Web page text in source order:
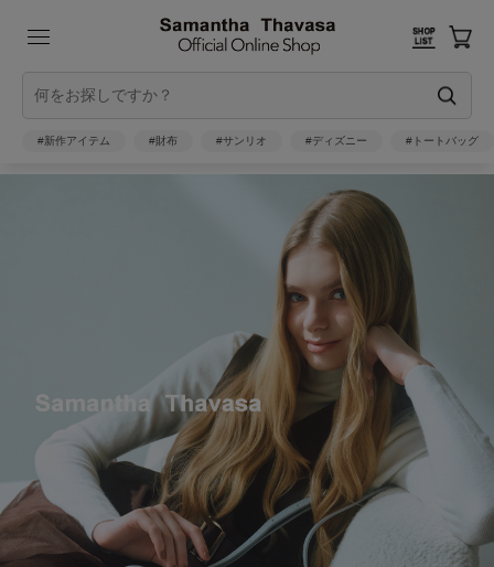
#新作アイテム #財布 #サンリオ #ディズニー #トートバッグ